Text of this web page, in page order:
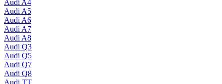
Audi A4
Audi A5
Audi A6
Audi A7
Audi A8
Audi Q3
Audi Q5
Audi Q7
Audi Q8
Audi TT